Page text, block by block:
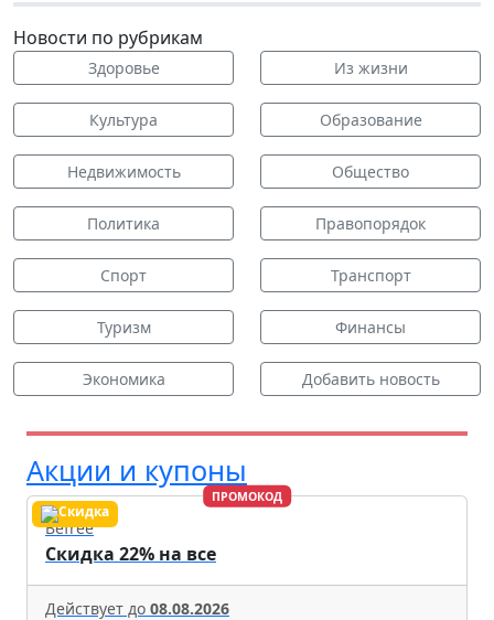
Новости по рубрикам
Здоровье Из жизни
Культура Образование
Недвижимость Общество
Политика Правопорядок
Спорт Транспорт
Туризм Финансы
Экономика Добавить новость
Акции и купоны
ПРОМОКОД
Befree
Скидка 22% на все
Действует до 08.08.2026